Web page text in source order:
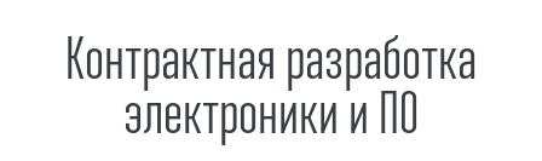
Контрактная разработка
электроники и ПО